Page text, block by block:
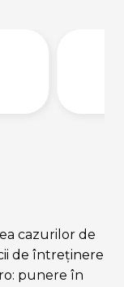
cazurilor de
de întreținere
punere în